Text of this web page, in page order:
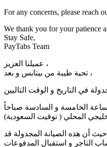
For any concerns, please reach
We thank you for your patience
Stay Safe,
PayTabs Team
عميلنا العزيز ،
تحية طيبة من بيتابس و بعد ،
ابريل 2026، بين الساعة الخامسة و السادسة صباحاً
المحلي ( توقيت السعودية)
حيث أن هذه الصيانة المجدولة قد
التاجر و استقبال المدفوعات